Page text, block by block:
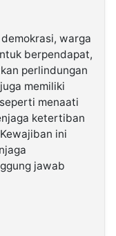
warga
berpendapat,
perlindungan
memiliki
menaati
ketertiban
ini
jawab